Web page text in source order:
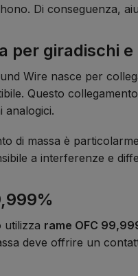
Di conseguenza,
per giradischi
Wire nasce per
Questo
analogici.
di massa è
a interferenze e
utilizza rame OFC
deve offrire un